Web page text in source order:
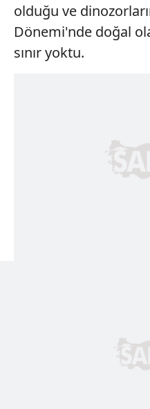
olduğu ve
Dönemi'nde doğal
sınır yoktu.